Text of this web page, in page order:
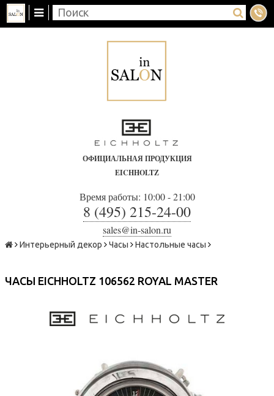
ОФИЦИАЛЬНАЯ ПРОДУКЦИЯ
EICHHOLTZ
Время работы: 10:00 - 21:00
8 (495) 215-24-00
sales@in-salon.ru
Интерьерный декор Часы Настольные часы
ЧАСЫ EICHHOLTZ 106562 ROYAL MASTER